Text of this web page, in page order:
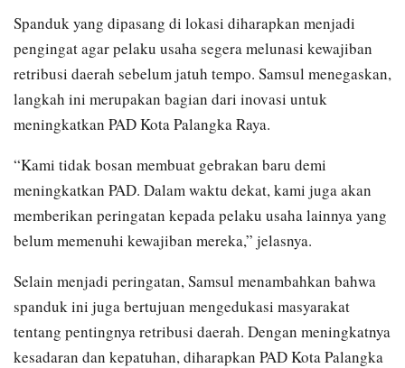
Spanduk yang dipasang di lokasi diharapkan menjadi
pengingat agar pelaku usaha segera melunasi kewajiban
retribusi daerah sebelum jatuh tempo. Samsul menegaskan,
langkah ini merupakan bagian dari inovasi untuk
meningkatkan PAD Kota Palangka Raya.
“Kami tidak bosan membuat gebrakan baru demi
meningkatkan PAD. Dalam waktu dekat, kami juga akan
memberikan peringatan kepada pelaku usaha lainnya yang
belum memenuhi kewajiban mereka,” jelasnya.
Selain menjadi peringatan, Samsul menambahkan bahwa
spanduk ini juga bertujuan mengedukasi masyarakat
tentang pentingnya retribusi daerah. Dengan meningkatnya
kesadaran dan kepatuhan, diharapkan PAD Kota Palangka